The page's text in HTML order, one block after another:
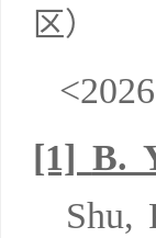
区）
[1] B.
Shu,